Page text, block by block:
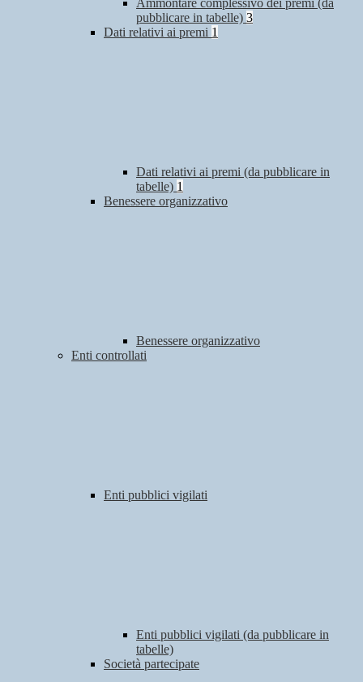
Ammontare complessivo dei premi (da
pubblicare in tabelle) 3
Dati relativi ai premi 1
Dati relativi ai premi (da pubblicare in
tabelle) 1
Benessere organizzativo
Benessere organizzativo
Enti controllati
Enti pubblici vigilati
Enti pubblici vigilati (da pubblicare in
tabelle)
Società partecipate